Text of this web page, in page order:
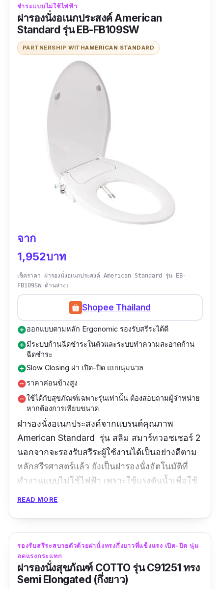
ชำระแบบไม่ใช้ไฟฟ้า
ฝารองนั่งอเนกประสงค์ American
Standard รุ่น EB-FB109SW
PARTNERSHIP WITHAMERICAN STANDARD
จาก
1,952บาท
เช็คราคา ฝารองนั่งอเนกประสงค์ American Standard รุ่น EB-
FB109SW ด้านล่าง:
Shopee Thailand
add_circleออกแบบตามหลัก Ergonomic รองรับสรีระได้ดี
add_circleมีระบบก้านฉีดชำระในตัวและระบบทำความสะอาดก้าน
ฉีดชำระ
add_circleSlow Closing ฝา เปิด-ปิด แบบนุ่มนวล
remove_circleราคาค่อนข้างสูง
remove_circleใช้ได้กับสุขภัณฑ์เฉพาะรุ่นเท่านั้น ต้องสอบถามผู้จำหน่าย
หากต้องการเทียบขนาด
ฝารองนั่งอเนกประสงค์จากแบรนด์คุณภาพ
American Standard รุ่น สลิม สมาร์ทวอชเชอร์ 2
นอกจากจะรองรับสรีระผู้ใช้งานได้เป็นอย่างดีตาม
หลักสรีรศาสตร์แล้ว ยังเป็นฝารองนั่งอัตโนมัติที่
ทำงานแบบไม่ใช้ไฟฟ้า เพราะใช้แรงดันน้ำเพื่อใช้
และหลังใช้ โดยมาพร้อมฝาปิดก้านฉีด จึงมั่นใจได้
ว่าสะอาดอย่างแน่นอนแม้ต้องใช้งานร่วมกับผู้อื่น
READ MORE
รองรับสรีระสบายตัวด้วยฝานั่งทรงกึ่งยาวที่แข็งแรง เปิด-ปิด นุ่ม
ลดแรงกระแทก
ฝารองนั่งสุขภัณฑ์ COTTO รุ่น C91251 ทรง
Semi Elongated (กึ่งยาว)